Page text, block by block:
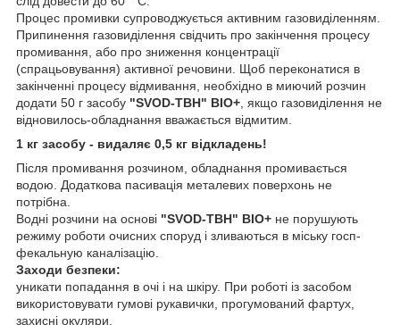
Процес промивки супроводжується активним газовиділенням.
Припинення газовиділення свідчить про закінчення процесу
промивання, або про зниження концентрації
(спрацьовування) активної речовини. Щоб переконатися в
закінченні процесу відмивання, необхідно в миючий розчин
додати 50 г засобу "SVOD-ТВН" BIO+ , якщо газовиділення не
відновилось-обладнання вважається відмитим.
1 кг засобу - видаляє 0,5 кг відкладень!
Після промивання розчином, обладнання промивається
водою. Додаткова пасивація металевих поверхонь не
потрібна.
Водні розчини на основі "SVOD-ТВН" BIO+ не порушують
режиму роботи очисних споруд і зливаються в міську госп-
фекальную каналізацію.
Заходи безпеки:
уникати попадання в очі і на шкіру. При роботі із засобом
використовувати гумові рукавички, прогумований фартух,
захисні окуляри.